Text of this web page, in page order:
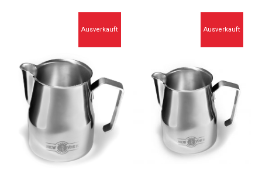
Ausverkauft Ausverkauft